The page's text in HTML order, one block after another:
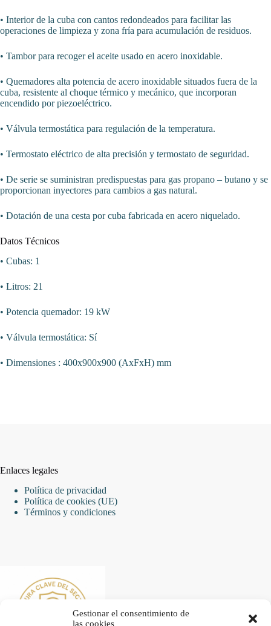
Gestionar el consentimiento de
las cookies
• Interior de la cuba con cantos redondeados para facilitar las
operaciones de limpieza y zona fría para acumulación de residuos.
• Tambor para recoger el aceite usado en acero inoxidable.
• Quemadores alta potencia de acero inoxidable situados fuera de la
cuba, resistente al choque térmico y mecánico, que incorporan
encendido por piezoeléctrico.
• Válvula termostática para regulación de la temperatura.
• Termostato eléctrico de alta precisión y termostato de seguridad.
• De serie se suministran predispuestas para gas propano – butano y se
proporcionan inyectores para cambios a gas natural.
• Dotación de una cesta por cuba fabricada en acero niquelado.
Datos Técnicos
• Cubas: 1
• Litros: 21
• Potencia quemador: 19 kW
• Válvula termostática: Sí
• Dimensiones : 400x900x900 (AxFxH) mm
Enlaces legales
Política de privacidad
Política de cookies (UE)
Términos y condiciones